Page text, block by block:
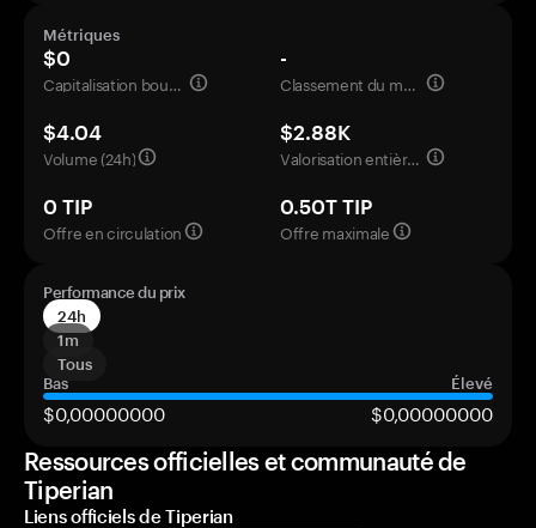
Métriques
$0
Capitalisation boursière
-
Classement du marché
$4.04
Volume (24h)
$2.88K
Valorisation entièrement diluée
0 TIP
Offre en circulation
0.50T TIP
Offre maximale
Performance du prix
24h
1m
Tous
Bas
Élevé
$0,00000000
$0,00000000
Ressources officielles et communauté de
Tiperian
Liens officiels de Tiperian